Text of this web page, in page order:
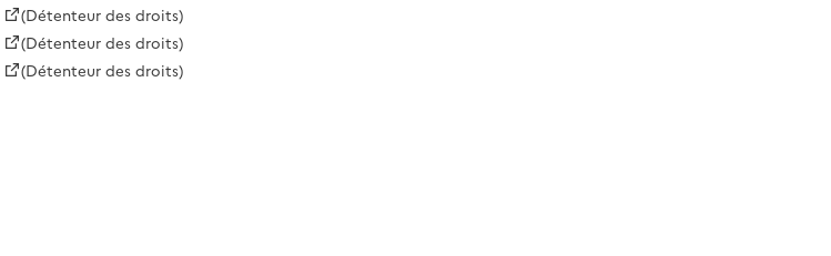
(Détenteur des droits)
(Détenteur des droits)
(Détenteur des droits)